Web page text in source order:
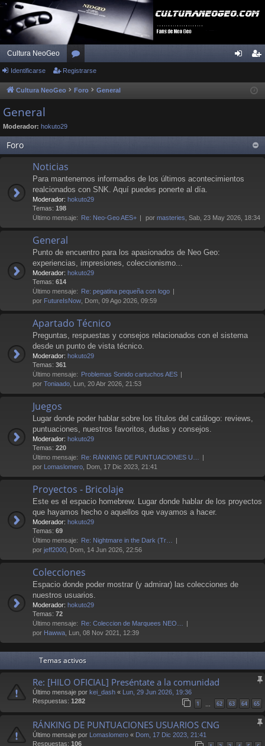
Cultura NeoGeo
or
os ist
e
Identificarse Registrarse
Cultura NeoGeo Foro General
General
Moderador: hokuto29
Foro
Noticias
Para mantenernos informados de los últimos acontecimientos
realcionados con SNK. Aquí puedes ponerte al día.
Moderador: hokuto29
Temas: 198
Último mensaje: Re: Neo-Geo AES+ por masteries , Sab, 23 May 2026, 18:34
General
Punto de encuentro para los apasionados de Neo Geo:
experiencias, impresiones, coleccionismo...
Moderador: hokuto29
Temas: 614
Último mensaje: Re: pegatina pequeña con logo
por FutureIsNow , Dom, 09 Ago 2026, 09:59
Apartado Técnico
Preguntas, respuestas y consejos relacionados con el sistema
desde un punto de vista técnico.
Moderador: hokuto29
Temas: 361
Último mensaje: Problemas Sonido cartuchos AES
por Toniaado , Lun, 20 Abr 2026, 21:53
Juegos
Lugar donde poder hablar sobre los títulos del catálogo: reviews,
puntuaciones, nuestros favoritos, dudas y consejos.
Moderador: hokuto29
Temas: 220
Último mensaje: Re: RÁNKING DE PUNTUACIONES U…
por Lomaslomero , Dom, 17 Dic 2023, 21:41
Proyectos - Bricolaje
Este es el espacio homebrew. Lugar donde hablar de los proyectos
que hayamos hecho o aquellos que vayamos a hacer.
Moderador: hokuto29
Temas: 69
Último mensaje: Re: Nightmare in the Dark (Tr…
por jeff2000 , Dom, 14 Jun 2026, 22:56
Colecciones
Espacio donde poder mostrar (y admirar) las colecciones de
nuestros usuarios.
Moderador: hokuto29
Temas: 72
Último mensaje: Re: Coleccion de Marquees NEO…
por Hawwa , Lun, 08 Nov 2021, 12:39
Temas activos
Re: [HILO OFICIAL] Preséntate a la comunidad
Último mensaje por kei_dash « Lun, 29 Jun 2026, 19:36
Respuestas: 1282 1 … 62 63 64 65
RÁNKING DE PUNTUACIONES USUARIOS CNG
Último mensaje por Lomaslomero « Dom, 17 Dic 2023, 21:41
Respuestas: 106